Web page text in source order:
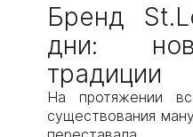
Бренд
дни:
традиции
На протяжении
существования